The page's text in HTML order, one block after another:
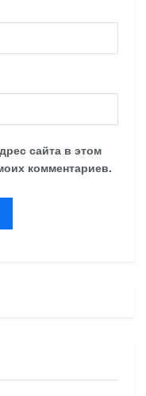
сайта в этом
комментариев.